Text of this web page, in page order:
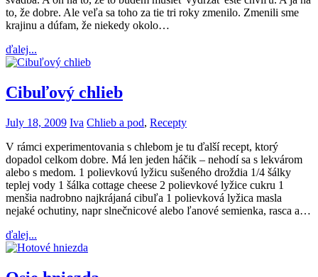
to, že dobre. Ale veľa sa toho za tie tri roky zmenilo. Zmenili sme
krajinu a dúfam, že niekedy okolo…
ďalej...
Cibuľový chlieb
July 18, 2009 Iva Chlieb a pod, Recepty
V rámci experimentovania s chlebom je tu ďalší recept, ktorý
dopadol celkom dobre. Má len jeden háčik – nehodí sa s lekvárom
alebo s medom. 1 polievkovú lyžicu sušeného droždia 1/4 šálky
teplej vody 1 šálka cottage cheese 2 polievkové lyžice cukru 1
menšia nadrobno najkrájaná cibuľa 1 polievková lyžica masla
nejaké ochutiny, napr slnečnicové alebo ľanové semienka, rasca a…
ďalej...